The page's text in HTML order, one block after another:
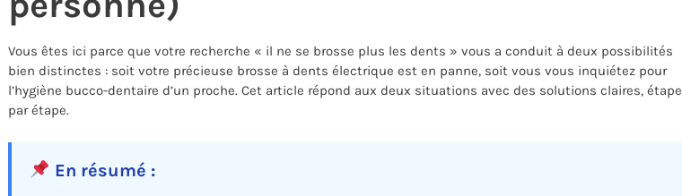
Vous êtes ici parce que votre recherche « il ne se brosse plus les dents » vous a conduit à deux possibilités
bien distinctes : soit votre précieuse brosse à dents électrique est en panne, soit vous vous inquiétez pour
l’hygiène bucco-dentaire d’un proche. Cet article répond aux deux situations avec des solutions claires, étape
par étape.
En résumé :